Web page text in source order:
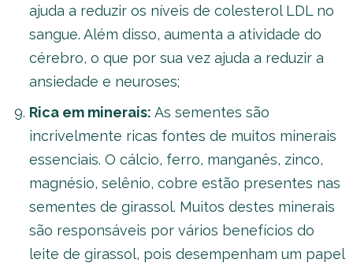
ajuda a reduzir os níveis de colesterol LDL no
sangue. Além disso, aumenta a atividade do
cérebro, o que por sua vez ajuda a reduzir a
ansiedade e neuroses;
Rica em minerais: As sementes são
incrivelmente ricas fontes de muitos minerais
essenciais. O cálcio, ferro, manganês, zinco,
magnésio, selênio, cobre estão presentes nas
sementes de girassol. Muitos destes minerais
são responsáveis por vários benefícios do
leite de girassol, pois desempenham um papel